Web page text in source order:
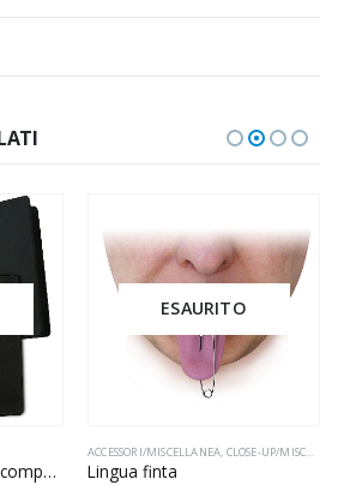
Portacarte – Doppio scomparto
ESAURITO
ACCESSORI/MISCELLANEA, CLOSE-UP/MISCELLANEA
Lingua finta